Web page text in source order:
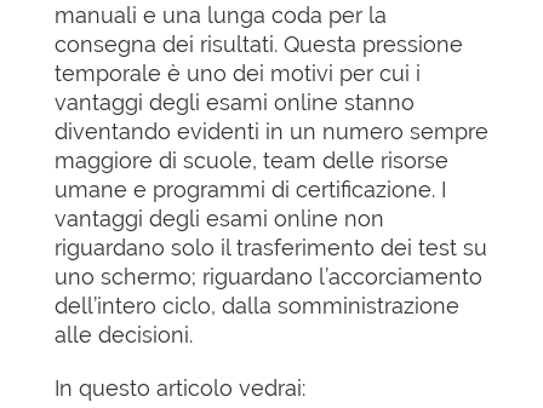
manuali e una lunga coda per la
consegna dei risultati. Questa pressione
temporale è uno dei motivi per cui i
vantaggi degli esami online stanno
diventando evidenti in un numero sempre
maggiore di scuole, team delle risorse
umane e programmi di certificazione. I
vantaggi degli esami online non
riguardano solo il trasferimento dei test su
uno schermo; riguardano l’accorciamento
dell’intero ciclo, dalla somministrazione
alle decisioni.
In questo articolo vedrai: